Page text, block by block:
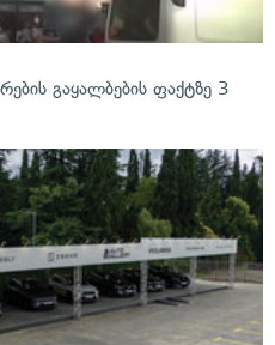
გაყალბების ფაქტზე 3